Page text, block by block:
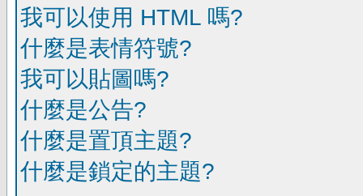
我可以使用 HTML 嗎?
什麼是表情符號?
我可以貼圖嗎?
什麼是公告?
什麼是置頂主題?
什麼是鎖定的主題?